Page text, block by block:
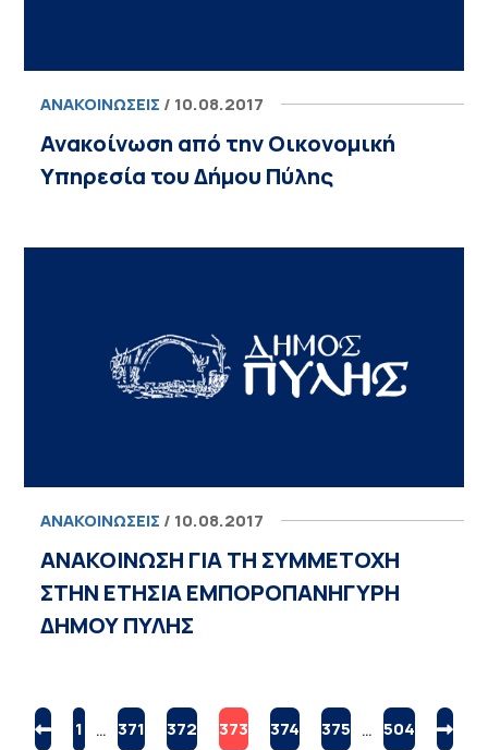
ΑΝΑΚΟΙΝΏΣΕΙΣ / 10.08.2017
Ανακοίνωση από την Οικονομική
Υπηρεσία του Δήμου Πύλης
ΑΝΑΚΟΙΝΏΣΕΙΣ / 10.08.2017
ΑΝΑΚΟΙΝΩΣΗ ΓΙΑ ΤΗ ΣΥΜΜΕΤΟΧΗ
ΣΤΗΝ ΕΤΗΣΙΑ ΕΜΠΟΡΟΠΑΝΗΓΥΡΗ
ΔΗΜΟΥ ΠΥΛΗΣ
1 … 371 372 373 374 375 … 504